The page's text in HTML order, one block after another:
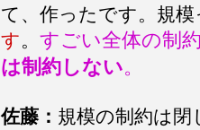
て、作ったです。規
す。 すごい全体の制
は制約しない。
佐藤： 規模の制約は